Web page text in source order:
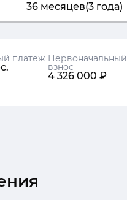
36 месяцев(3 года)
платеж Первоначальный
взнос
4 326 000 ₽